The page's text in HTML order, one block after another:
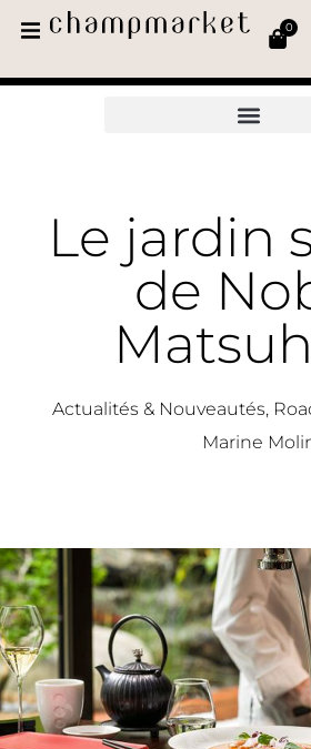
0
Le jardin
de
Actualités & Nouveautés,
Marine